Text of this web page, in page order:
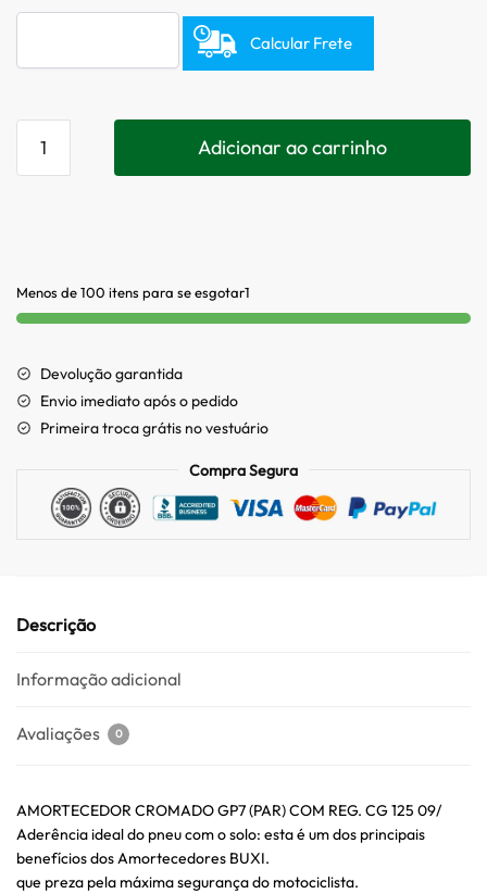
Calcular Frete
Adicionar ao carrinho
Menos de 100 itens para se esgotar1
Devolução garantida
Envio imediato após o pedido
Primeira troca grátis no vestuário
Compra Segura
Descrição
Informação adicional
Avaliações 0
AMORTECEDOR CROMADO GP7 (PAR) COM REG. CG 125 09/
Aderência ideal do pneu com o solo: esta é um dos principais
benefícios dos Amortecedores BUXI.
que preza pela máxima segurança do motociclista.